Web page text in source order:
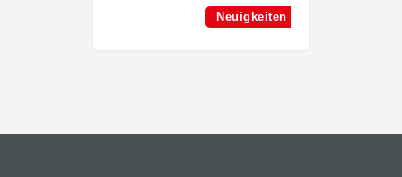
Neuigkeiten